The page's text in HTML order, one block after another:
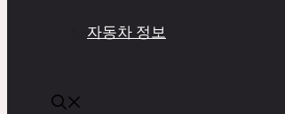
자동차 정보